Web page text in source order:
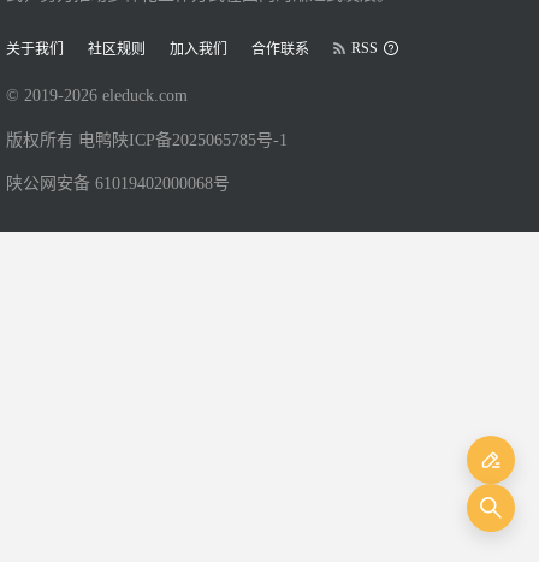
关于我们 社区规则 加入我们 合作联系 RSS
© 2019-2026 eleduck.com
版权所有 电鸭 陕ICP备2025065785号-1
陕公网安备 61019402000068号